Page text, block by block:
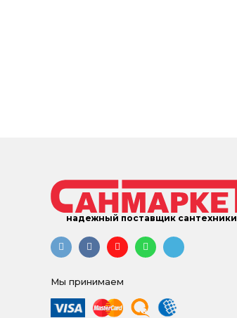
надежный поставщик сантехники
Мы принимаем